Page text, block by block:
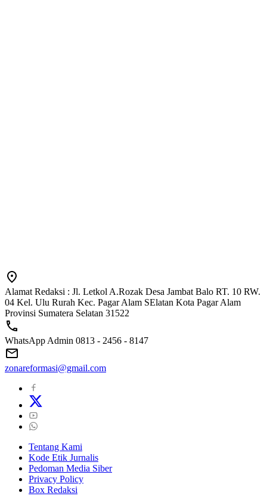
Alamat Redaksi : Jl. Letkol A.Rozak Desa Jambat Balo RT. 10 RW.
04 Kel. Ulu Rurah Kec. Pagar Alam SElatan Kota Pagar Alam
Provinsi Sumatera Selatan 31522
WhatsApp Admin 0813 - 2456 - 8147
zonareformasi@gmail.com
Tentang Kami
Kode Etik Jurnalis
Pedoman Media Siber
Privacy Policy
Box Redaksi